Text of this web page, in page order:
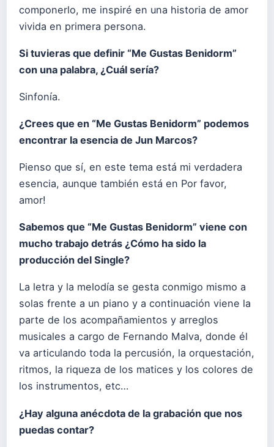
componerlo, me inspiré en una historia de amor
vivida en primera persona.
Si tuvieras que definir “Me Gustas Benidorm”
con una palabra, ¿Cuál sería?
Sinfonía.
¿Crees que en “Me Gustas Benidorm” podemos
encontrar la esencia de Jun Marcos?
Pienso que sí, en este tema está mi verdadera
esencia, aunque también está en Por favor,
amor!
Sabemos que “Me Gustas Benidorm” viene con
mucho trabajo detrás ¿Cómo ha sido la
producción del Single?
La letra y la melodía se gesta conmigo mismo a
solas frente a un piano y a continuación viene la
parte de los acompañamientos y arreglos
musicales a cargo de Fernando Malva, donde él
va articulando toda la percusión, la orquestación,
ritmos, la riqueza de los matices y los colores de
los instrumentos, etc…
¿Hay alguna anécdota de la grabación que nos
puedas contar?